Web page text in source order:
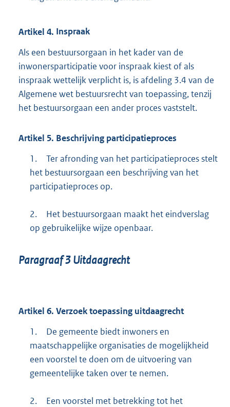
Artikel 4. Inspraak
Als een bestuursorgaan in het kader van de
inwonersparticipatie voor inspraak kiest of als
inspraak wettelijk verplicht is, is afdeling 3.4 van de
Algemene wet bestuursrecht van toepassing, tenzij
het bestuursorgaan een ander proces vaststelt.
Artikel 5. Beschrijving participatieproces
1.
Ter afronding van het participatieproces stelt
het bestuursorgaan een beschrijving van het
participatieproces op.
2.
Het bestuursorgaan maakt het eindverslag
op gebruikelijke wijze openbaar.
Paragraaf 3 Uitdaagrecht
Artikel 6. Verzoek toepassing uitdaagrecht
1.
De gemeente biedt inwoners en
maatschappelijke organisaties de mogelijkheid
een voorstel te doen om de uitvoering van
gemeentelijke taken over te nemen.
2.
Een voorstel met betrekking tot het